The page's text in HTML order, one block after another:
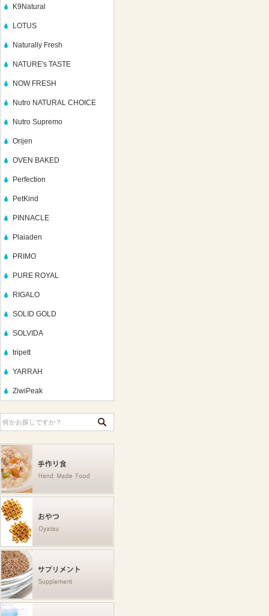
K9Natural
LOTUS
Naturally Fresh
NATURE's TASTE
NOW FRESH
Nutro NATURAL CHOICE
Nutro Supremo
Orijen
OVEN BAKED
Perfection
PetKind
PINNACLE
Plaiaden
PRIMO
PURE ROYAL
RIGALO
SOLID GOLD
SOLVIDA
tripett
YARRAH
ZiwiPeak